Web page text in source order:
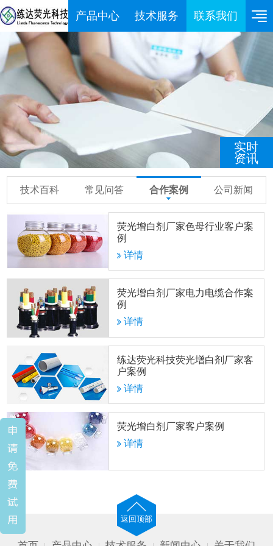
产品中心 技术服务 联系我们
实时
资讯
技术百科 常见问答 合作案例 公司新闻
荧光增白剂厂家色母行业客户案
例
详情
荧光增白剂厂家电力电缆合作案
例
详情
练达荧光科技荧光增白剂厂家客
户案例
详情
荧光增白剂厂家客户案例
详情
返回顶部